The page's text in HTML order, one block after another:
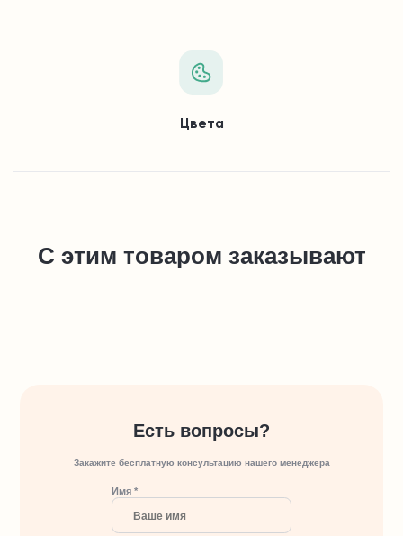
Цвета
С этим товаром заказывают
Есть вопросы?
Закажите бесплатную консультацию нашего менеджера
Имя *